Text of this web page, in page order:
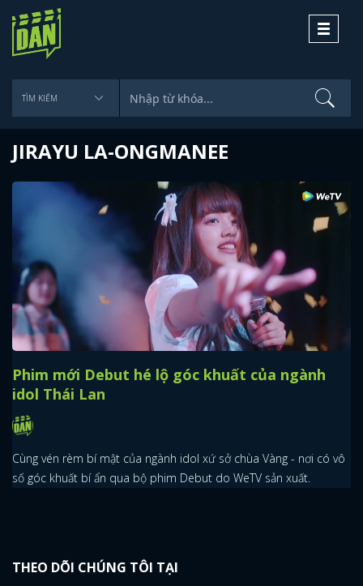
Toggle
JIRAYU LA-ONGMANEE
Phim mới Debut hé lộ góc khuất của ngành
idol Thái Lan
Cùng vén rèm bí mật của ngành idol xứ sở chùa Vàng - nơi có vô
số góc khuất bí ẩn qua bộ phim Debut do WeTV sản xuất.
THEO DÕI CHÚNG TÔI TẠI